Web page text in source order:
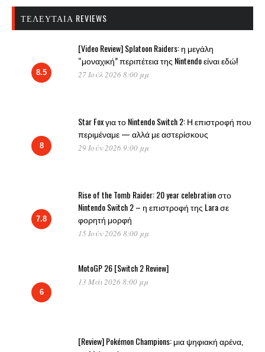
ΤΕΛΕΥΤΑΊΑ REVIEWS
8.5
[Video Review] Splatoon Raiders: η μεγάλη
“μοναχική” περιπέτεια της Nintendo είναι εδώ!
27 Ιούλ 2026 8:00 μμ
8
Star Fox για το Nintendo Switch 2: Η επιστροφή που
περιμέναμε — αλλά με αστερίσκους
29 Ιούν 2026 9:00 μμ
7.8
Rise of the Tomb Raider: 20 year celebration στο
Nintendo Switch 2 – η επιστροφή της Lara σε
φορητή μορφή
15 Ιούν 2026 8:00 μμ
6
MotoGP 26 [Switch 2 Review]
13 Μάι 2026 8:00 μμ
[Review] Pokémon Champions: μια ψηφιακή αρένα,